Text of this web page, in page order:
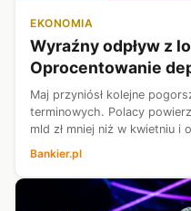
EKONOMIA
Wyraźny odpływ z
Oprocentowanie
Maj przyniósł kolejne
terminowych. Polacy
mld zł mniej niż w kwietniu i
rekordowym marcu. Na ten
mniejszy o 7,48 ...
Bankier.pl